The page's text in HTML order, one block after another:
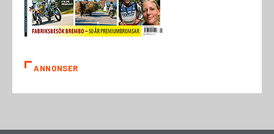
ANNONSER